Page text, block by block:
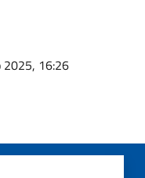
2025, 16:26